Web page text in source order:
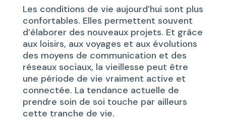
Les conditions de vie aujourd’hui sont plus
confortables. Elles permettent souvent
d’élaborer des nouveaux projets. Et grâce
aux loisirs, aux voyages et aux évolutions
des moyens de communication et des
réseaux sociaux, la vieillesse peut être
une période de vie vraiment active et
connectée. La tendance actuelle de
prendre soin de soi touche par ailleurs
cette tranche de vie.